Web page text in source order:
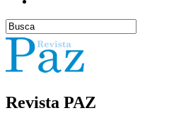
Revista PAZ